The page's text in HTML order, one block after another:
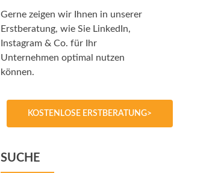
Gerne zeigen wir Ihnen in unserer
Erstberatung, wie Sie LinkedIn,
Instagram & Co. für Ihr
Unternehmen optimal nutzen
können.
KOSTENLOSE ERSTBERATUNG>
SUCHE